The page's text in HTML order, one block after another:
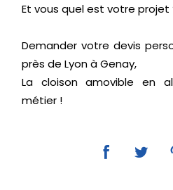
Et vous quel est votre projet
Demander votre devis
près de Lyon à Genay,
La cloison amovible en
métier !